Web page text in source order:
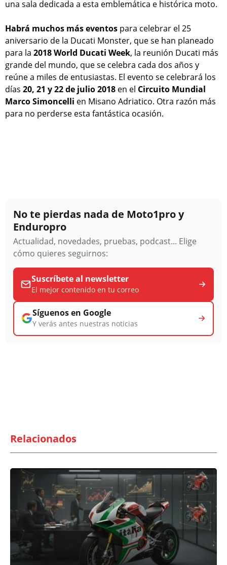
una sala dedicada a esta emblemática e histórica moto.
Habrá muchos más eventos para celebrar el 25
aniversario de la Ducati Monster, que se han planeado
para la 2018 World Ducati Week, la reunión Ducati más
grande del mundo, que se celebra cada dos años y
reúne a miles de entusiastas. El evento se celebrará los
días 20, 21 y 22 de julio 2018 en el Circuito Mundial
Marco Simoncelli en Misano Adriatico. Otra razón más
para no perderse esta fantástica ocasión.
No te pierdas nada de Moto1pro y
Enduropro
Actualidad, novedades, pruebas, podcast... Elige
cómo quieres seguirnos:
Suscríbete al newsletter
El mejor contenido en tu correo
Síguenos en Google
Y verás antes nuestras noticias
Relacionados